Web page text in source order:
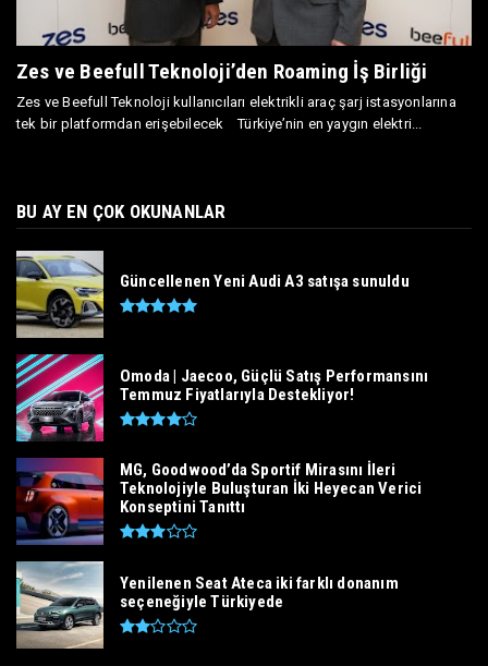
Zes ve Beefull Teknoloji’den Roaming İş Birliği
Zes ve Beefull Teknoloji kullanıcıları elektrikli araç şarj istasyonlarına
tek bir platformdan erişebilecek Türkiye’nin en yaygın elektri...
BU AY EN ÇOK OKUNANLAR
Güncellenen Yeni Audi A3 satışa sunuldu
Omoda | Jaecoo, Güçlü Satış Performansını
Temmuz Fiyatlarıyla Destekliyor!
MG, Goodwood’da Sportif Mirasını İleri
Teknolojiyle Buluşturan İki Heyecan Verici
Konseptini Tanıttı
Yenilenen Seat Ateca iki farklı donanım
seçeneğiyle Türkiyede